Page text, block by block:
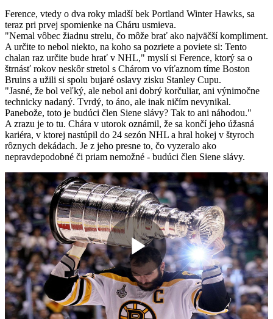
Ference, vtedy o dva roky mladší bek Portland Winter Hawks, sa
teraz pri prvej spomienke na Cháru usmieva.
"Nemal vôbec žiadnu strelu, čo môže brať ako najväčší kompliment.
A určite to nebol niekto, na koho sa pozriete a poviete si: Tento
chalan raz určite bude hrať v NHL," myslí si Ference, ktorý sa o
štrnásť rokov neskôr stretol s Chárom vo víťaznom tíme Boston
Bruins a užili si spolu bujaré oslavy zisku Stanley Cupu.
"Jasné, že bol veľký, ale nebol ani dobrý korčuliar, ani výnimočne
technicky nadaný. Tvrdý, to áno, ale inak ničím nevynikal.
Panebože, toto je budúci člen Siene slávy? Tak to ani náhodou."
A zrazu je to tu. Chára v utorok oznámil, že sa končí jeho úžasná
kariéra, v ktorej nastúpil do 24 sezón NHL a hral hokej v štyroch
rôznych dekádach. Je z jeho presne to, čo vyzeralo ako
nepravdepodobné či priam nemožné - budúci člen Siene slávy.
Play